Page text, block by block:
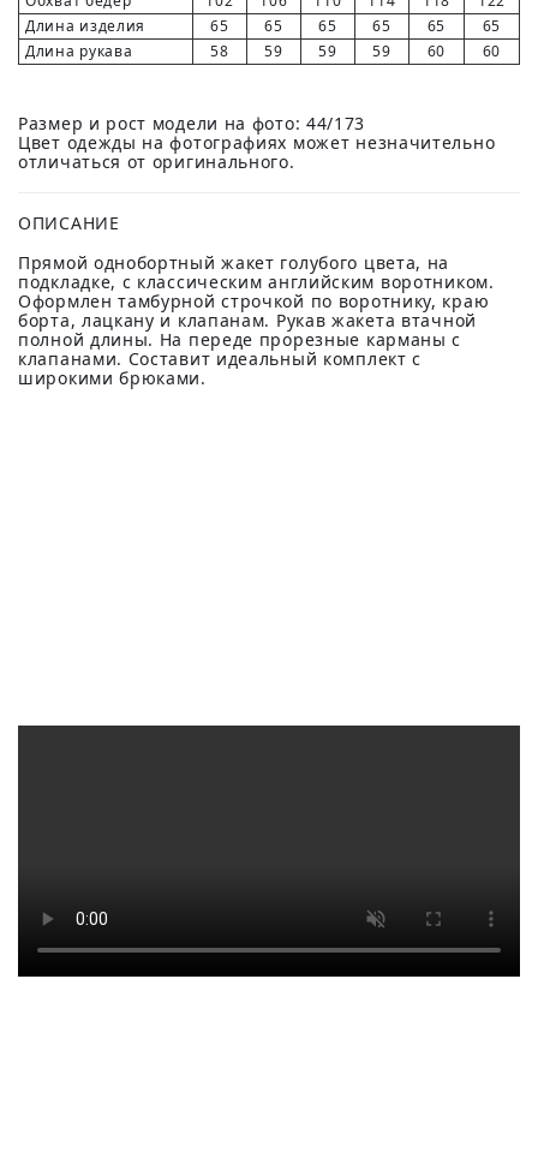
Длина изделия
65 65 65 65 65
65
Длина рукава
58 59 59 59 60 60
Размер и рост модели на фото: 44/173
Цвет одежды на фотографиях может незначительно
отличаться от оригинального.
ОПИСАНИЕ
Прямой однобортный жакет голубого цвета, на
подкладке, с классическим английским воротником.
Оформлен тамбурной строчкой по воротнику, краю
борта, лацкану и клапанам. Рукав жакета втачной
полной длины. На переде прорезные карманы с
клапанами. Составит идеальный комплект с
широкими брюками.